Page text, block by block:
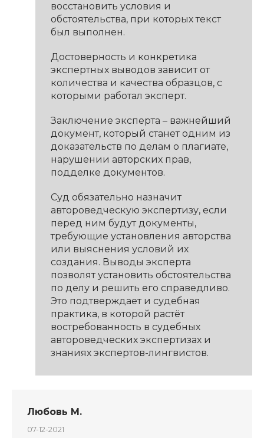
восстановить условия и
обстоятельства, при которых текст
был выполнен.
Достоверность и конкретика
экспертных выводов зависит от
количества и качества образцов, с
которыми работал эксперт.
Заключение эксперта – важнейший
документ, который станет одним из
доказательств по делам о плагиате,
нарушении авторских прав,
подделке документов.
Суд обязательно назначит
автороведческую экспертизу, если
перед ним будут документы,
требующие установления авторства
или выяснения условий их
создания. Выводы эксперта
позволят установить обстоятельства
по делу и решить его справедливо.
Это подтверждает и судебная
практика, в которой растёт
востребованность в судебных
автороведческих экспертизах и
знаниях экспертов-лингвистов.
Любовь М.
07-12-2021